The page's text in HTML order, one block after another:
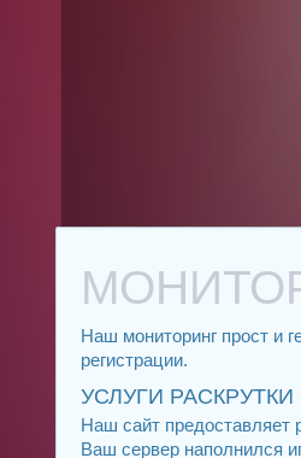
Наш мониторинг прост и
регистрации.
УСЛУГИ РАСКРУТКИ
Наш сайт предоставляет
Ваш сервер наполнился